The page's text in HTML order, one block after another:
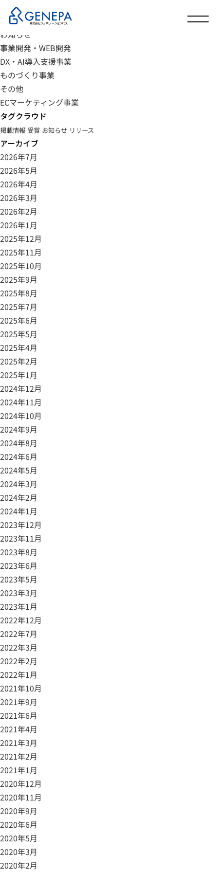
カテゴリ
未分類
お知らせ
事業開発・WEB開発
DX・AI導入支援事業
ものづくり事業
その他
ECマーケティング事業
タグクラウド
掲載情報 受賞 お知らせ リリース
アーカイブ
2026年7月
2026年5月
2026年4月
2026年3月
2026年2月
2026年1月
2025年12月
2025年11月
2025年10月
2025年9月
2025年8月
2025年7月
2025年6月
2025年5月
2025年4月
2025年2月
2025年1月
2024年12月
2024年11月
2024年10月
2024年9月
2024年8月
2024年6月
2024年5月
2024年3月
2024年2月
2024年1月
2023年12月
2023年11月
2023年8月
2023年6月
2023年5月
2023年3月
2023年1月
2022年12月
2022年7月
2022年3月
2022年2月
2022年1月
2021年10月
2021年9月
2021年6月
2021年4月
2021年3月
2021年2月
2021年1月
2020年12月
2020年11月
2020年9月
2020年6月
2020年5月
2020年3月
2020年2月